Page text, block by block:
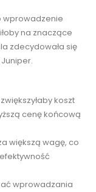
wprowadzenie
na znaczące
zdecydowała się
koszt
cenę końcową
większą wagę, co
wprowadzania